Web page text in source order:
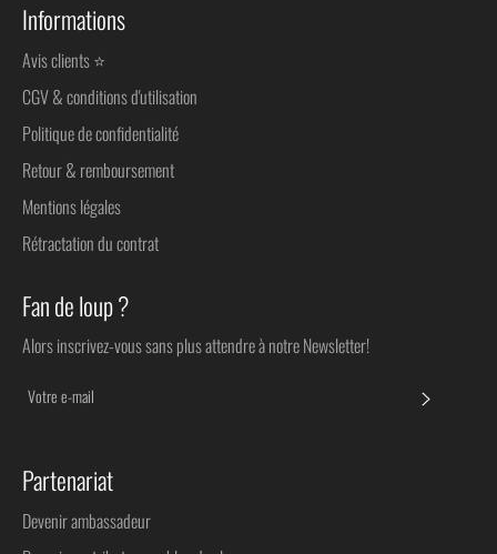
Informations
Avis clients ⭐
CGV & conditions d'utilisation
Politique de confidentialité
Retour & remboursement
Mentions légales
Rétractation du contrat
Fan de loup ?
Alors inscrivez-vous sans plus attendre à notre Newsletter!
Partenariat
Devenir ambassadeur